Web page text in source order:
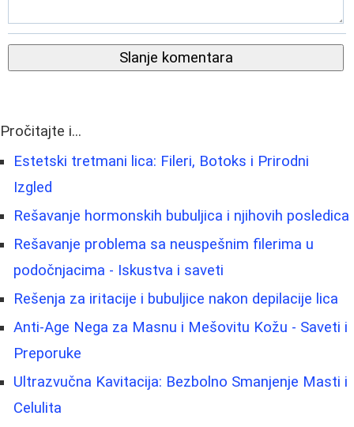
Slanje komentara
Pročitajte i...
Estetski tretmani lica: Fileri, Botoks i Prirodni
Izgled
Rešavanje hormonskih bubuljica i njihovih posledica
Rešavanje problema sa neuspešnim filerima u
podočnjacima - Iskustva i saveti
Rešenja za iritacije i bubuljice nakon depilacije lica
Anti-Age Nega za Masnu i Mešovitu Kožu - Saveti i
Preporuke
Ultrazvučna Kavitacija: Bezbolno Smanjenje Masti i
Celulita